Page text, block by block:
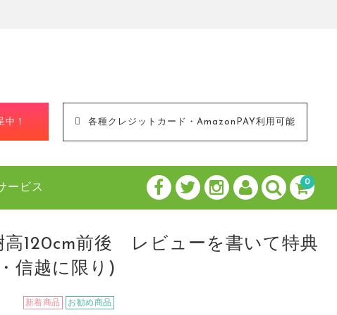
中！ 各種クレジットカード・AmazonPAY利用可能
0
ービス
120cm前後 レビューを書いて特典
信越に限り)
新着商品 お勧め商品